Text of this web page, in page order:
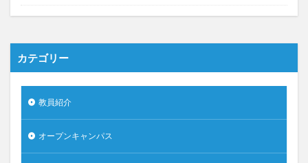
カテゴリー
教員紹介
オープンキャンパス